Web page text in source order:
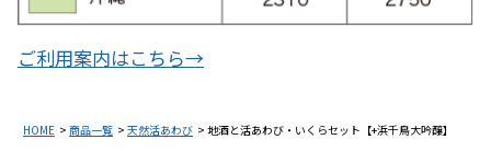
ご利用案内はこちら→
HOME 商品一覧 天然活あわび 地酒と活あわび・いくらセット【+浜千鳥大吟醸】